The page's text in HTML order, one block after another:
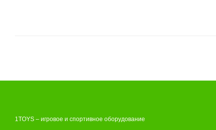
1TOYS – игровое и спортивное оборудование